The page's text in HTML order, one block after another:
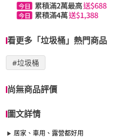
看更多「垃圾桶」熱門商品
#垃圾桶
尚無商品評價
圖文詳情
居家、車用、露營都好用